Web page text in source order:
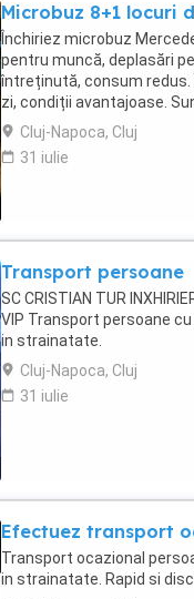
Microbuz 8+1 locuri
Închiriez microbuz
pentru muncă, deplasări
întreținută, consum redus.
zi, condiții avantajoase.
Cluj-Napoca, Cluj
31 iulie
Transport persoane
SC CRISTIAN TUR
VIP Transport persoane
in strainatate.
Cluj-Napoca, Cluj
31 iulie
Efectuez transport
Transport ocazional
in strainatate. Rapid si